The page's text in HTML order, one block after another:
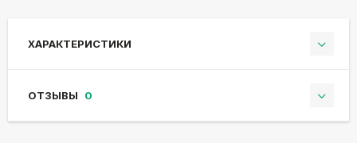
ХАРАКТЕРИСТИКИ
ОТЗЫВЫ 0